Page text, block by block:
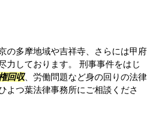
の多摩地域や吉祥寺、さらには甲府
力しております。 刑事事件をはじ
回収、労働問題など身の回りの法律
よつ葉法律事務所にご相談くださ